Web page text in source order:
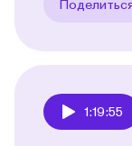
1:19:55